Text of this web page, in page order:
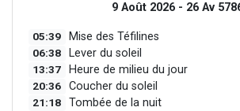
9 Août 2026 - 26 Av
05:39 Mise des Téfilines
06:38 Lever du soleil
13:37 Heure de milieu du jour
20:36 Coucher du soleil
21:18 Tombée de la nuit